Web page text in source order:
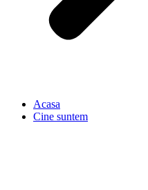
Acasa
Cine suntem